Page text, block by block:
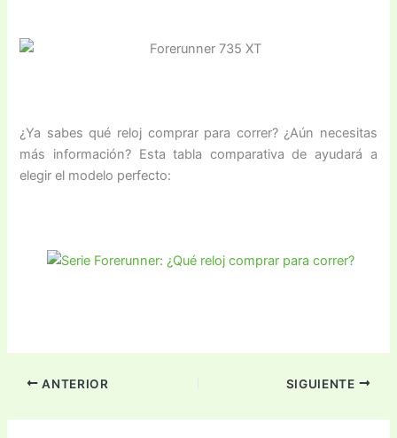
¿Ya sabes qué reloj comprar para correr? ¿Aún necesitas
más información? Esta tabla comparativa de ayudará a
elegir el modelo perfecto:
ANTERIOR SIGUIENTE